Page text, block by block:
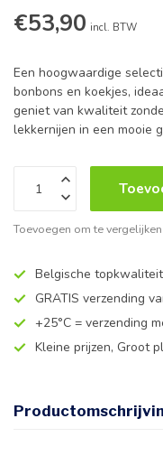
€53,90 incl. BTW
Een hoogwaardige
bonbons en koekjes,
geniet van kwaliteit
lekkernijen in een mooie
Toevoegen om te vergelijken
Belgische
GRATIS verzending
+25°C = verzending
Kleine prijzen, Groot